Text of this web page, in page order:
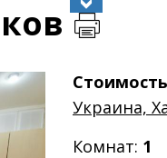
Украина,
Комнат: 1